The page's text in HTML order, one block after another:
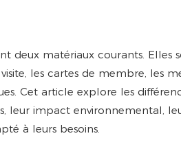
deux matériaux courants. Elles
les cartes de membre, les
Cet article explore les
leur impact environnemental,
à leurs besoins.